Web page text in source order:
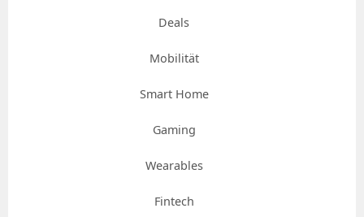
Deals
Mobilität
Smart Home
Gaming
Wearables
Fintech